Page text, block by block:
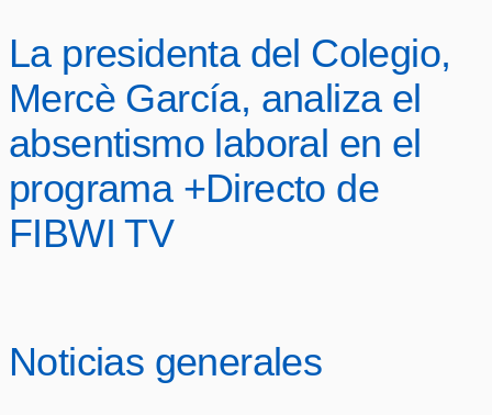
La presidenta del Colegio,
Mercè García, analiza el
absentismo laboral en el
programa +Directo de
FIBWI TV
Noticias generales